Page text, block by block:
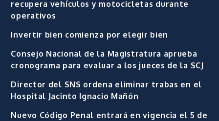
recupera vehículos y motocicletas durante
operativos
Invertir bien comienza por elegir bien
Consejo Nacional de la Magistratura aprueba
cronograma para evaluar a los jueces de la SCJ
Director del SNS ordena eliminar trabas en el
Hospital Jacinto Ignacio Mañón
Nuevo Código Penal entrará en vigencia el 5 de